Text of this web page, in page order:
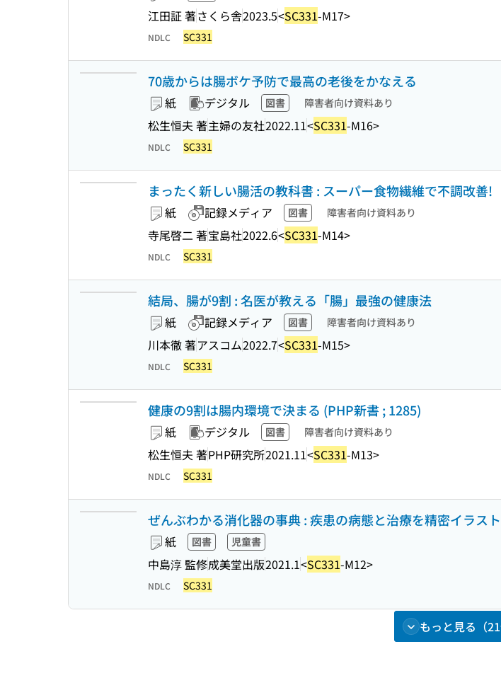
江田証 著さくら舎2023.5<SC331-M17>
NDLC SC331
70歳からは腸ボケ予防で最高の老後をかなえる
紙 デジタル 図書 障害者向け資料あり
松生恒夫 著主婦の友社2022.11<SC331-M16>
NDLC SC331
まったく新しい腸活の教科書 : スーパー食物繊維で不調改善!
紙 記録メディア 図書 障害者向け資料あり
寺尾啓二 著宝島社2022.6<SC331-M14>
NDLC SC331
結局、腸が9割 : 名医が教える「腸」最強の健康法
紙 記録メディア 図書 障害者向け資料あり
川本徹 著アスコム2022.7<SC331-M15>
NDLC SC331
健康の9割は腸内環境で決まる (PHP新書 ; 1285)
紙 デジタル 図書 障害者向け資料あり
松生恒夫 著PHP研究所2021.11<SC331-M13>
NDLC SC331
ぜんぶわかる消化器の事典 : 疾患の病態と治療を精密イラス
紙 図書 児童書
中島淳 監修成美堂出版2021.1<SC331-M12>
NDLC SC331
もっと見る（21